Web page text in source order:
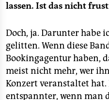
lassen. Ist das nicht
Doch, ja. Darunter habe
gelitten. Wenn diese
Bookingagentur haben,
meist nicht mehr, wer
Konzert veranstaltet hat.
entspannter, wenn man